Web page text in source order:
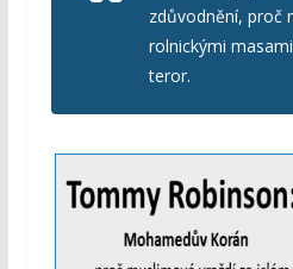
zdůvodnění, proč
rolnickými
teror.